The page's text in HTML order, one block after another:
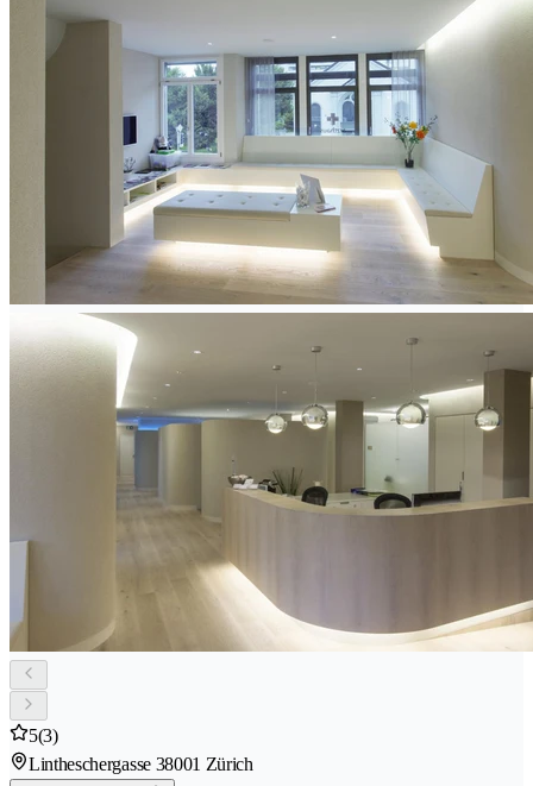
5(3)
Lintheschergasse 38001 Zürich